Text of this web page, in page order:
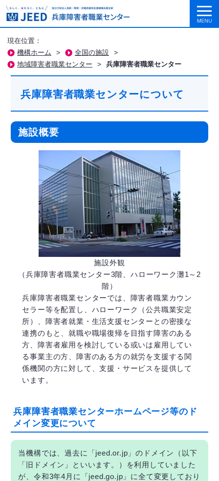
現在位置：
機構ホーム
> 全国の施設
>
地域障害者職業センター
> 兵庫障害者職業センター
兵庫障害者職業センターについて
施設概要
施設外観
（兵庫障害者職業センター3階、ハローワーク灘1～2
階）
兵庫障害者職業センターでは、障害者職業カウン
セラー等を配置し、ハローワーク（公共職業安定
所）、障害者就業・生活支援センターとの密接な
連携のもと、就職や職場復帰を目指す障害のある
方、障害者雇用を検討している或いは雇用してい
る事業主の方、障害のある方の就労を支援する関
係機関の方に対して、支援・サービスを提供して
います。
兵庫障害者職業センターホームページ等のド
メイン変更について
当機構では、過去に「jeed.or.jp」のドメイン（以下
「旧ドメイン」といいます。）を利用していました
が、令和3年4月に「jeed.go.jp」に全て変更しており